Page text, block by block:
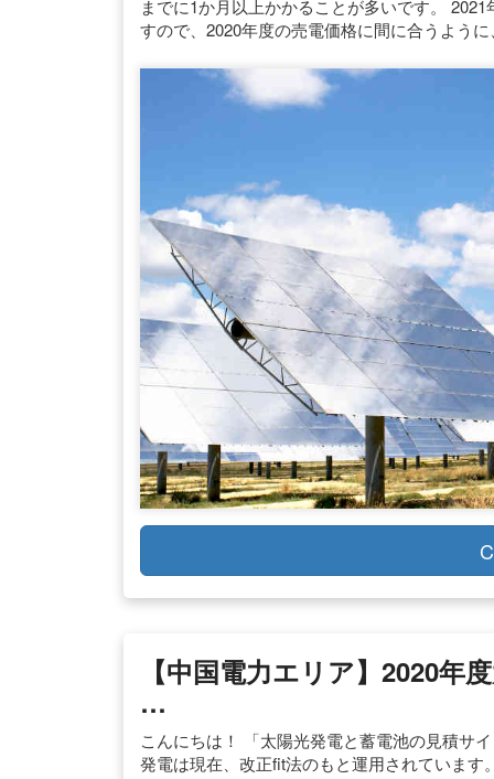
までに1か月以上かかることが多いです。
すので、2020年度の売電価格に間に合うよう
【中国電力エリア】2020年
…
こんにちは！ 「太陽光発電と蓄電池の見積サ
発電は現在、改正fit法のもと運用されていま